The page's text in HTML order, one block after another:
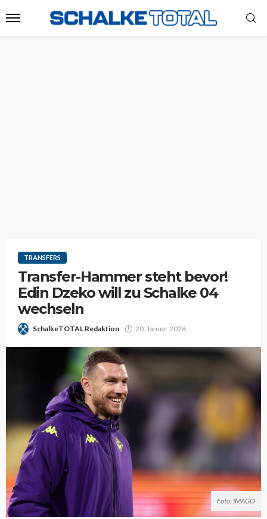
TRANSFERS
Transfer-Hammer steht bevor!
Edin Dzeko will zu Schalke 04
wechseln
SchalkeTOTAL Redaktion 20. Januar 2026
Foto: IMAGO